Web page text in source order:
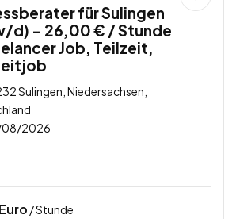
für Sulingen
d) – 26,00 € / Stunde
Job, Teilzeit,
Sulingen, Niedersachsen,
2026
Euro / Stunde